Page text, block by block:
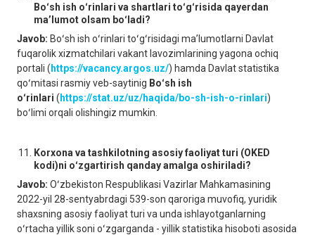
Boʻsh ish oʻrinlari va shartlari toʻgʻrisida qayerdan
maʼlumot olsam boʻladi?
Javob: Boʻsh ish oʻrinlari toʻgʻrisidagi maʼlumotlarni Davlat
fuqarolik xizmatchilari vakant lavozimlarining yagona ochiq
portali ( https://vacancy.argos.uz/) hamda Davlat statistika
qoʻmitasi rasmiy veb-saytinig Boʻsh ish
oʻrinlari ( https://stat.uz/uz/haqida/bo-sh-ish-o-rinlari)
boʻlimi orqali olishingiz mumkin.
Korxona va tashkilotning asosiy faoliyat turi (OKED
kodi)ni oʻzgartirish qanday amalga oshiriladi?
Javob: Oʻzbekiston Respublikasi Vazirlar Mahkamasining
2022-yil 28-sentyabrdagi 539-son qaroriga muvofiq, yuridik
shaxsning asosiy faoliyat turi va unda ishlayotganlarning
oʻrtacha yillik soni oʻzgarganda - yillik statistika hisoboti asosida